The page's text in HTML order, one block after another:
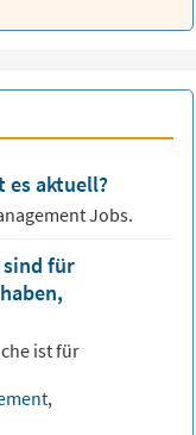
es aktuell?
Jobs.
sind für
ist für
,